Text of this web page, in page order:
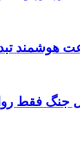
هوشمند
جنگ فقط